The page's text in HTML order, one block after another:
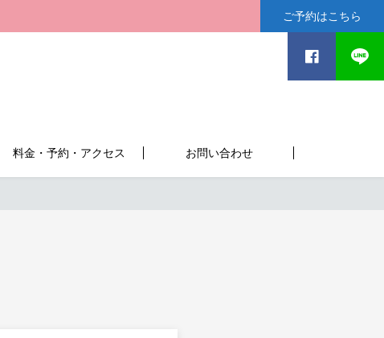
ご予約はこちら
料金・予約・アクセス お問い合わせ